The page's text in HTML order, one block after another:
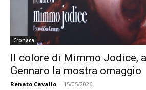
Cronaca
Il colore di Mimmo Jodice,
Gennaro la mostra omaggio
Renato Cavallo - 15/05/2026